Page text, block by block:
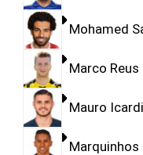
Mohamed
Marco Reus
Mauro Icardi
Marquinhos